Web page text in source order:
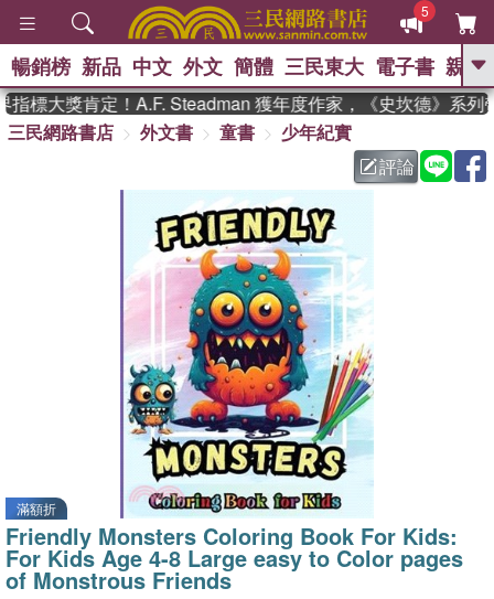
5
GO
熱搜： 東野圭吾 、
父親節 、 如果歷
暑期推薦 、 國際布克
獎 臺灣漫遊錄 、
登輝時代 、 數學女孩：黎曼猜想
偉大的迷走神經
暢銷榜 新品 中文 外文 簡體 三民東大 電子書 親子
標大獎肯定！A.F. Steadman 獲年度作家，《史坎德》系列帶
三民網路書店
外文書 童書
少年紀實
評論
滿額折
Friendly Monsters Coloring Book For Kids:
For Kids Age 4-8 Large easy to Color pages
of Monstrous Friends